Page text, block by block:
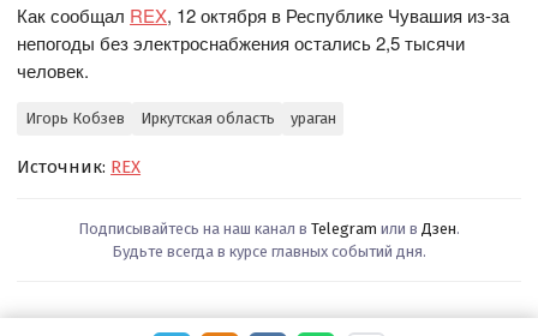
Как сообщал REX, 12 октября в Республике Чувашия из-за
непогоды без электроснабжения остались 2,5 тысячи
человек.
Игорь Кобзев Иркутская область ураган
Источник: REX
Подписывайтесь на наш канал в Telegram или в Дзен.
Будьте всегда в курсе главных событий дня.